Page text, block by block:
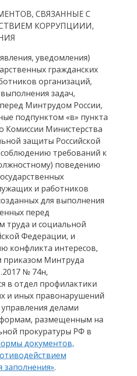
СВЯЗАННЫЕ С
КОРРУПЦИИИ,
уведомления)
гражданских
организаций,
задач,
Минтрудом России,
подпунктом «в» пункта
Комиссии Министерства
защиты Российской
требований к
поведению
и работников
для выполнения
перед
труда и социальной
Федерации, и
конфликта интересов,
Минтруда
№ 74н,
в отдел профилактики
и иных правонарушений
делами
размещенным на
прокуратуры РФ в
документов,
заполнения».